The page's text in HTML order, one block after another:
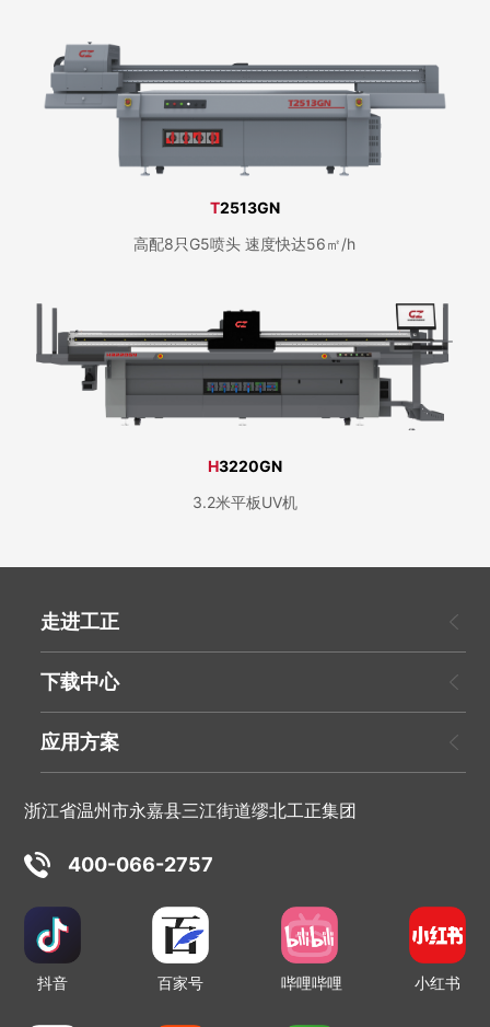
T2513GN
高配8只G5喷头 速度快达56㎡/h
H3220GN
3.2米平板UV机
走进工正
下载中心
应用方案
浙江省温州市永嘉县三江街道缪北工正集团
400-066-2757
抖音 百家号 哔哩哔哩 小红书